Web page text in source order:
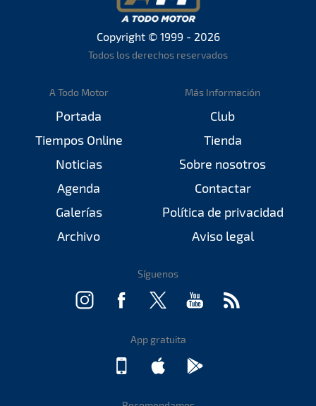
Copyright © 1999 - 2026
Todos los derechos reservados
A Todo Motor
Portada
Tiempos Online
Noticias
Agenda
Galerías
Archivo
Más Información
Club
Tienda
Sobre nosotros
Contactar
Política de privacidad
Aviso legal
Síguenos
App gratuita